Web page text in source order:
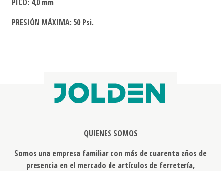
PICO: 4,0 mm
PRESIÓN MÁXIMA: 50 Psi.
QUIENES SOMOS
Somos una empresa familiar con más de cuarenta años de
presencia en el mercado de artículos de ferretería,